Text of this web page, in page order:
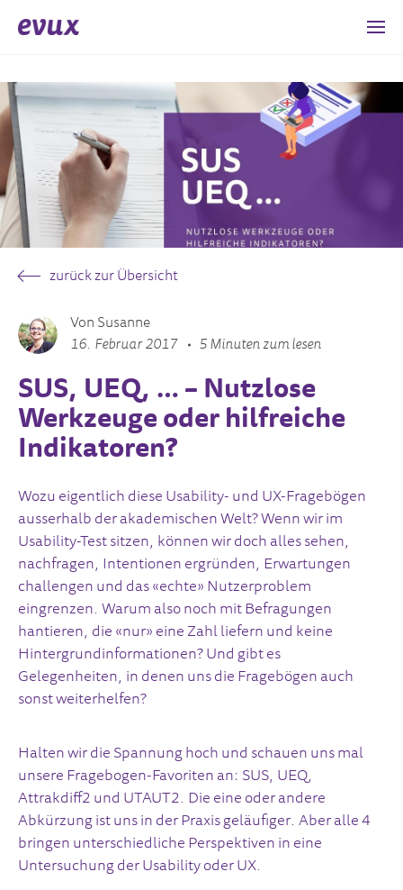
zurück zur Übersicht
Von Susanne
16. Februar 2017
5 Minuten zum lesen
SUS, UEQ, … – Nutzlose
Werkzeuge oder hilfreiche
Indikatoren?
Wozu eigentlich diese Usability- und UX-Fragebögen
ausserhalb der akademischen Welt? Wenn wir im
Usability-Test sitzen, können wir doch alles sehen,
nachfragen, Intentionen ergründen, Erwartungen
challengen und das «echte» Nutzerproblem
eingrenzen. Warum also noch mit Befragungen
hantieren, die «nur» eine Zahl liefern und keine
Hintergrundinformationen? Und gibt es
Gelegenheiten, in denen uns die Fragebögen auch
sonst weiterhelfen?
Halten wir die Spannung hoch und schauen uns mal
unsere Fragebogen-Favoriten an: SUS, UEQ,
Attrakdiff2 und UTAUT2. Die eine oder andere
Abkürzung ist uns in der Praxis geläufiger. Aber alle 4
bringen unterschiedliche Perspektiven in eine
Untersuchung der Usability oder UX.